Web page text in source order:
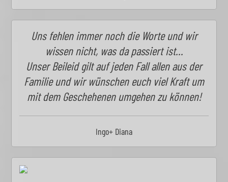
Uns fehlen immer noch die Worte und wir
wissen nicht, was da passiert ist…
Unser Beileid gilt auf jeden Fall allen aus der
Familie und wir wünschen euch viel Kraft um
mit dem Geschehenen umgehen zu können!
Ingo+ Diana